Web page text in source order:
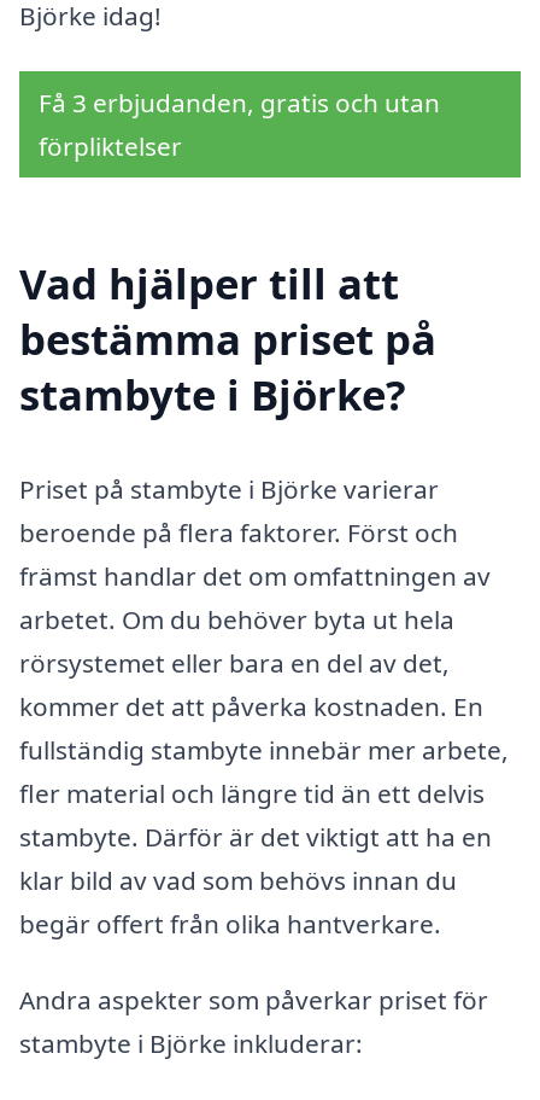
Björke idag!
Få 3 erbjudanden, gratis och utan
förpliktelser
Vad hjälper till att
bestämma priset på
stambyte i Björke?
Priset på stambyte i Björke varierar
beroende på flera faktorer. Först och
främst handlar det om omfattningen av
arbetet. Om du behöver byta ut hela
rörsystemet eller bara en del av det,
kommer det att påverka kostnaden. En
fullständig stambyte innebär mer arbete,
fler material och längre tid än ett delvis
stambyte. Därför är det viktigt att ha en
klar bild av vad som behövs innan du
begär offert från olika hantverkare.
Andra aspekter som påverkar priset för
stambyte i Björke inkluderar: